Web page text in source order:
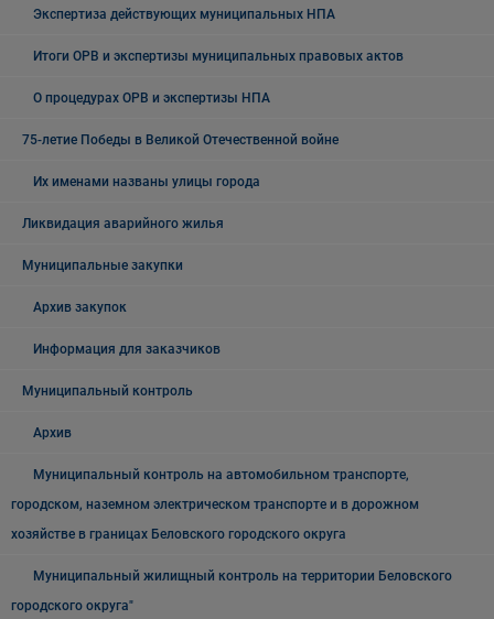
Экспертиза действующих муниципальных НПА
Итоги ОРВ и экспертизы муниципальных правовых актов
О процедурах ОРВ и экспертизы НПА
75-летие Победы в Великой Отечественной войне
Их именами названы улицы города
Ликвидация аварийного жилья
Муниципальные закупки
Архив закупок
Информация для заказчиков
Муниципальный контроль
Архив
Муниципальный контроль на автомобильном транспорте,
городском, наземном электрическом транспорте и в дорожном
хозяйстве в границах Беловского городского округа
Муниципальный жилищный контроль на территории Беловского
городского округа"